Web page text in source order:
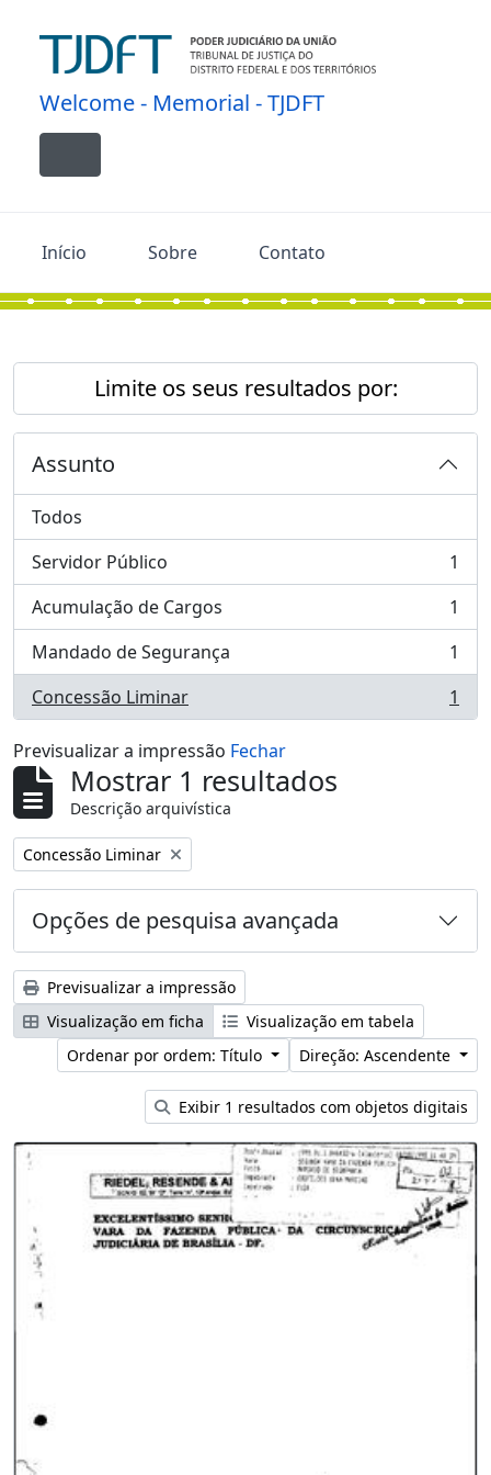
Welcome - Memorial - TJDFT
Toggle navigation
Início Sobre Contato
Limite os seus resultados por:
Assunto
Todos
Servidor Público
, 1 resultados
1
Acumulação de Cargos
, 1 resultados
1
Mandado de Segurança
, 1 resultados
1
Concessão Liminar
, 1 resultados 1
Previsualizar a impressão Fechar
Mostrar 1 resultados
Descrição arquivística
Remover filtro:
Concessão Liminar
Opções de pesquisa avançada
Previsualizar a impressão
Visualização em ficha
Visualização em tabela
Ordenar por ordem: Título
Direção: Ascendente
Exibir 1 resultados com objetos digitais